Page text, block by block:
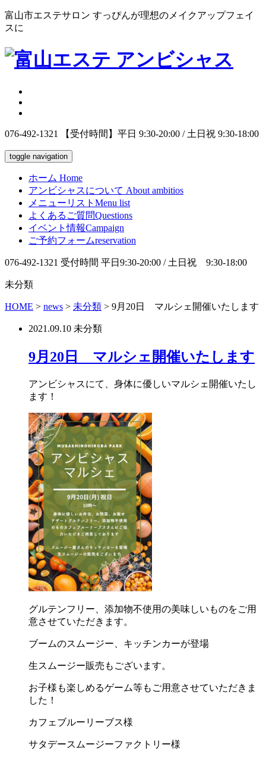
富山市エステサロン すっぴんが理想のメイクアップフェイ
スに
076-492-1321 【受付時間】平日 9:30-20:00 / 土日祝 9:30-18:00
toggle navigation
ホーム Home
アンビシャスについて About ambitios
メニューリスト Menu list
よくあるご質問Questions
イベント情報Campaign
ご予約フォームreservation
076-492-1321 受付時間 平日9:30-20:00 / 土日祝 9:30-18:00
未分類
HOME > news > 未分類 > 9月20日 マルシェ開催いたします
2021.09.10 未分類
9月20日 マルシェ開催いたします
アンビシャスにて、身体に優しいマルシェ開催いたし
ます！
グルテンフリー、添加物不使用の美味しいものをご用
意させていただきます。
ブームのスムージー、キッチンカーが登場
生スムージー販売もございます。
お子様も楽しめるゲーム等もご用意させていただきま
した！
カフェブルーリーブス様
サタデースムージーファクトリー様